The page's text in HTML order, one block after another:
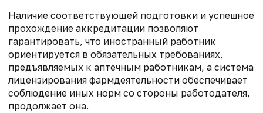
Наличие соответствующей подготовки и успешное
прохождение аккредитации позволяют
гарантировать, что иностранный работник
ориентируется в обязательных требованиях,
предъявляемых к аптечным работникам, а система
лицензирования фармдеятельности обеспечивает
соблюдение иных норм со стороны работодателя,
продолжает она.